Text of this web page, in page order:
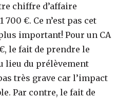
chiffre d’affaire
700 €. Ce n’est pas cet
important! Pour un CA
le fait de prendre le
lieu du prélèvement
très grave car l’impact
Par contre, le fait de